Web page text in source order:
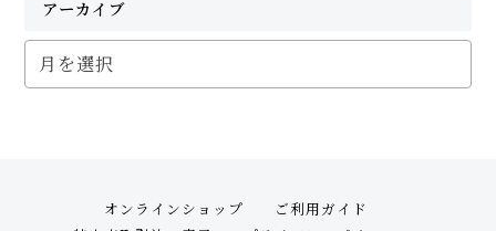
アーカイブ
ー
オンラインショップ
ご利用ガイド